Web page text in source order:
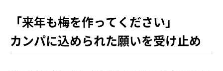
「来年も梅を作ってください」
カンパに込められた願いを受け止め